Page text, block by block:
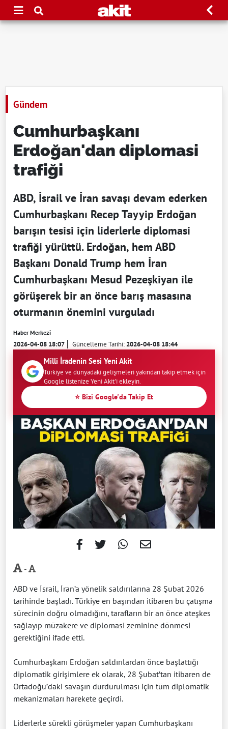
Gündem
Cumhurbaşkanı
Erdoğan'dan diplomasi
trafiği
ABD, İsrail ve İran savaşı devam ederken
Cumhurbaşkanı Recep Tayyip Erdoğan
barışın tesisi için liderlerle diplomasi
trafiği yürüttü. Erdoğan, hem ABD
Başkanı Donald Trump hem İran
Cumhurbaşkanı Mesud Pezeşkiyan ile
görüşerek bir an önce barış masasına
oturmanın önemini vurguladı
Haber Merkezi
2026-04-08 18:07 Güncelleme Tarihi:2026-04-08 18:44
Milli İradenin Sesi Yeni Akit
Türkiye ve dünyadaki gelişmeleri yakından takip etmek için
Google listenize Yeni Akit'i ekleyin.
⭐ Bizi Google'da Takip Et
-
ABD ve İsrail, İran’a yönelik saldırılarına 28 Şubat 2026
tarihinde başladı. Türkiye en başından itibaren bu çatışma
sürecinin doğru olmadığını, tarafların bir an önce ateşkes
sağlayıp müzakere ve diplomasi zeminine dönmesi
gerektiğini ifade etti.
Cumhurbaşkanı Erdoğan saldırılardan önce başlattığı
diplomatik girişimlere ek olarak, 28 Şubat’tan itibaren de
Ortadoğu’daki savaşın durdurulması için tüm diplomatik
mekanizmaları harekete geçirdi.
Liderlerle sürekli görüşmeler yapan Cumhurbaşkanı